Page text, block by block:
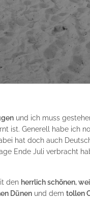
und ich muss
ist. Generell habe ich
hat doch auch
Ende Juli verbracht
den herrlich schönen,
Dünen und dem tollen